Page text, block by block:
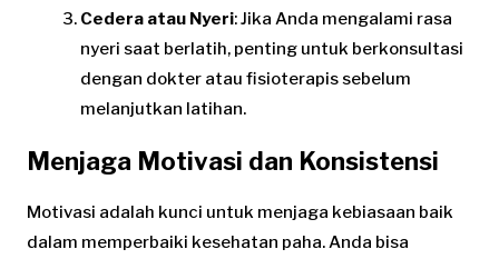
Cedera atau Nyeri: Jika Anda mengalami rasa
nyeri saat berlatih, penting untuk berkonsultasi
dengan dokter atau fisioterapis sebelum
melanjutkan latihan.
Menjaga Motivasi dan Konsistensi
Motivasi adalah kunci untuk menjaga kebiasaan baik
dalam memperbaiki kesehatan paha. Anda bisa